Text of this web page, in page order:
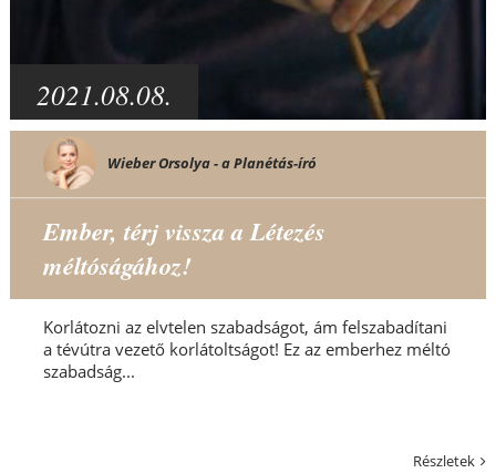
2021.08.08.
Wieber Orsolya - a Planétás-író
Ember, térj vissza a Létezés
méltóságához!
Korlátozni az elvtelen szabadságot, ám felszabadítani
a tévútra vezető korlátoltságot! Ez az emberhez méltó
szabadság...
Részletek